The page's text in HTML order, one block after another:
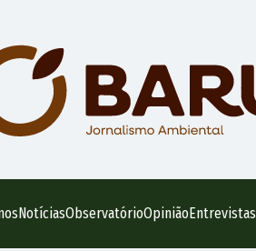
NotíciasObservatórioOpiniãoEntrevistas